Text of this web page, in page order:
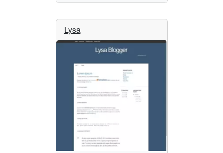
Lysa